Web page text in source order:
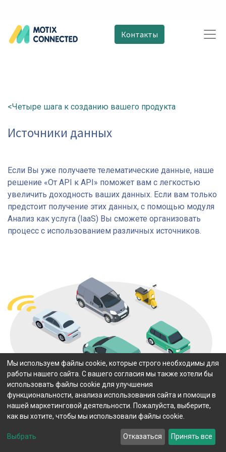
Контакты
<Четыре шага к созданию вашего продукта
Источники данных​
Если Вы уже получаете телематические данные, наше
решение «От API к API» поможет вам с легкостью
увеличить доходность ваших данных. Если вам только
предстоит получение этих данных, с помощью модуля
Анализ как услуга (IaaS) Вы сможете организовать
процесс с использованием различных источников.
Мы используем файлы cookie, которые строго необходимы для
работы нашего сайта. С вашего согласия мы также хотели бы
использовать файлы cookie для улучшения
функциональности, анализа использования сайта и помощи в
нашей маркетинговой деятельности. Пожалуйста, выберите,
как вы хотите, чтобы мы использовали файлы cookie.
Выбрать Отказаться Принять все